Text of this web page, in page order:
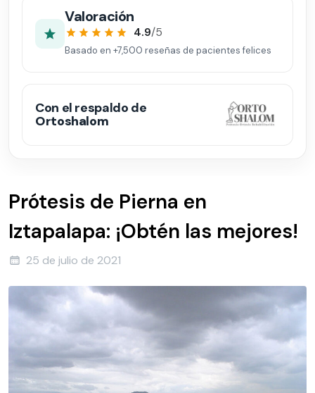
Valoración
4.9/5
Basado en +7,500 reseñas de pacientes felices
Con el respaldo de
Ortoshalom
Prótesis de Pierna en
Iztapalapa: ¡Obtén las mejores!
25 de julio de 2021